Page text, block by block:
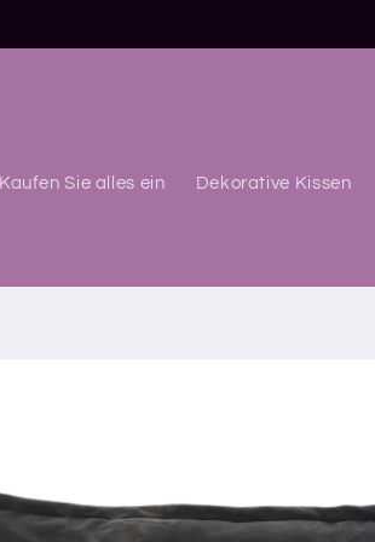
Kaufen Sie alles ein Dekorative Kissen